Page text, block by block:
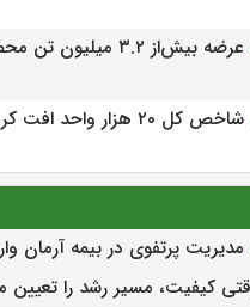
عرضه بیش‌از ۳.۲ میلیون تن محصول در بورس کالا
شاخص کل ۲۰ هزار واحد افت کرد
مدیریت پرتفوی در بیمه آرمان
کیفیت، مسیر رشد را تعیین